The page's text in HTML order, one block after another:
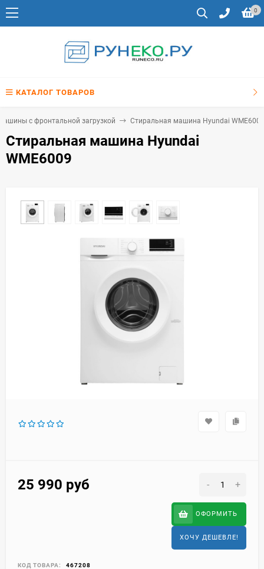
0
КАТАЛОГ ТОВАРОВ
с фронтальной загрузкой Стиральная машина Hyundai WME6009
Стиральная машина Hyundai
WME6009
25 990 руб - +
ОФОРМИТЬ
ХОЧУ ДЕШЕВЛЕ!
КОД ТОВАРА: 467208